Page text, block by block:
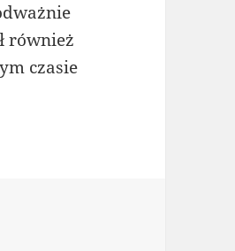
również
czasie